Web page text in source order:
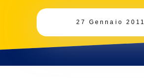
27 Gennaio 2011